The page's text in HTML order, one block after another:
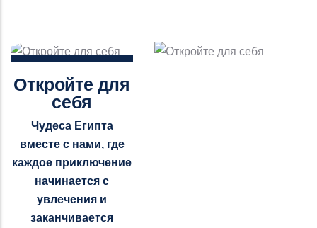
Откройте для
себя
Чудеса Египта
вместе с нами, где
каждое приключение
начинается с
увлечения и
заканчивается